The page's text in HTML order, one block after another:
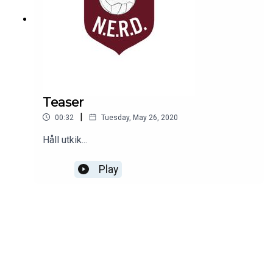
och adjö till en baskisk anti-hjälte som höjde sin
status för varje år och slutade med flaggan i topp.
Teaser
00:32 | Tuesday, May 26, 2020
Håll utkik...
Play